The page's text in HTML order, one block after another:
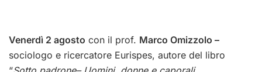
Venerdì 2 agosto con il prof. Marco Omizzolo –
sociologo e ricercatore Eurispes, autore del libro